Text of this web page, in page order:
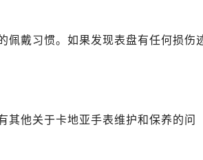
佩戴习惯。如果发现表盘有任何损伤
其他关于卡地亚手表维护和保养的问